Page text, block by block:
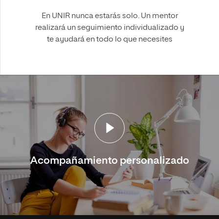
En UNIR nunca estarás solo. Un mentor
realizará un seguimiento individualizado y
te ayudará en todo lo que necesites
Acompañamiento personalizado